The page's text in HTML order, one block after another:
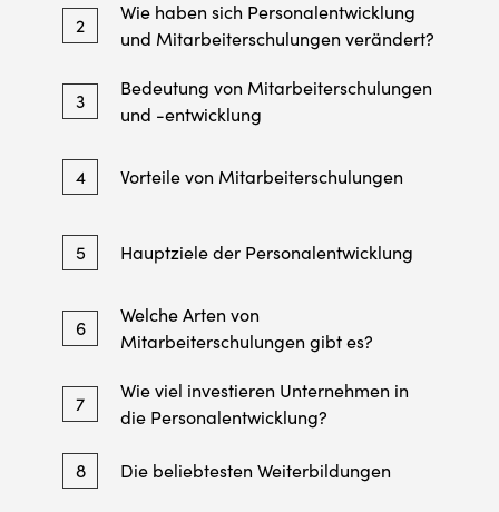
2
Wie haben sich Personalentwicklung
und Mitarbeiterschulungen verändert?
3
Bedeutung von Mitarbeiterschulungen
und -entwicklung
4 Vorteile von Mitarbeiterschulungen
5 Hauptziele der Personalentwicklung
6
Welche Arten von
Mitarbeiterschulungen gibt es?
7
Wie viel investieren Unternehmen in
die Personalentwicklung?
8 Die beliebtesten Weiterbildungen